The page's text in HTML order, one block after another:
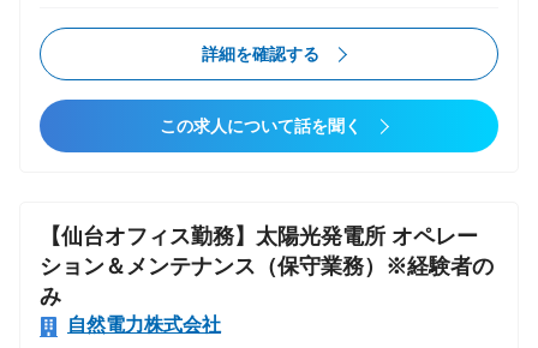
詳細を確認する
この求人について話を聞く
【仙台オフィス勤務】太陽光発電所 オペレー
ション＆メンテナンス（保守業務）※経験者の
み
自然電力株式会社